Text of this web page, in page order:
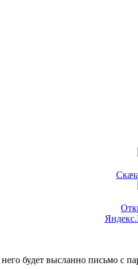
будет высланно письмо с